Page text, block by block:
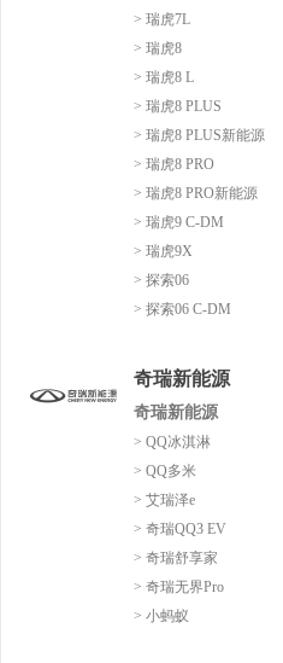
> 瑞虎7L
> 瑞虎8
> 瑞虎8 L
> 瑞虎8 PLUS
> 瑞虎8 PLUS新能源
> 瑞虎8 PRO
> 瑞虎8 PRO新能源
> 瑞虎9 C-DM
> 瑞虎9X
> 探索06
> 探索06 C-DM
奇瑞新能源
奇瑞新能源
> QQ冰淇淋
> QQ多米
> 艾瑞泽e
> 奇瑞QQ3 EV
> 奇瑞舒享家
> 奇瑞无界Pro
> 小蚂蚁